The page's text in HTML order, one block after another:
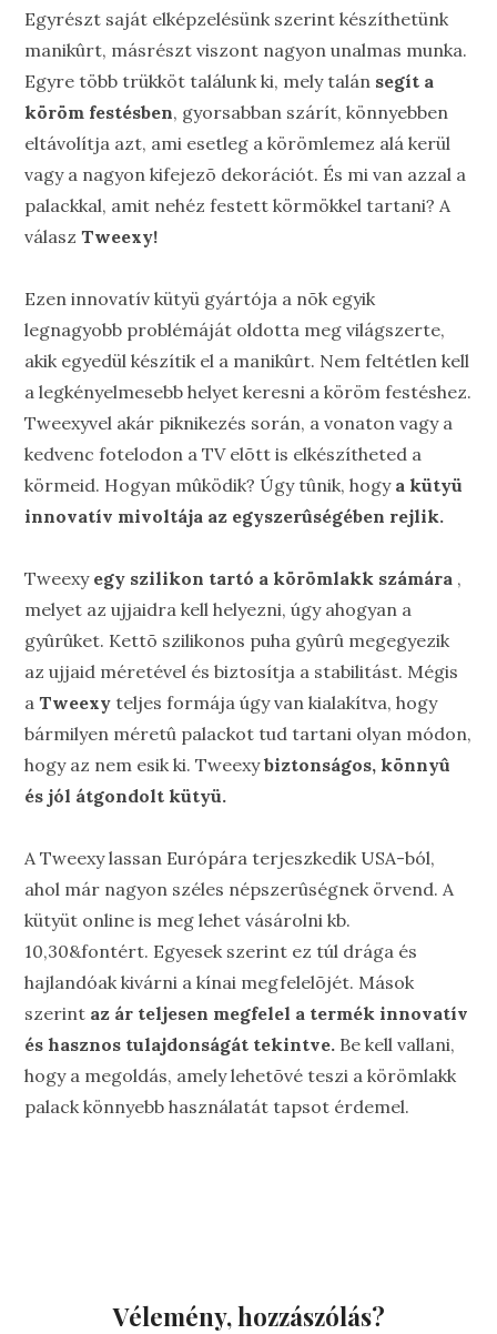
Egyrészt saját elképzelésünk szerint készíthetünk
manikûrt, másrészt viszont nagyon unalmas munka.
Egyre több trükköt találunk ki, mely talán segít a
köröm festésben, gyorsabban szárít, könnyebben
eltávolítja azt, ami esetleg a körömlemez alá kerül
vagy a nagyon kifejezõ dekorációt. És mi van azzal a
palackkal, amit nehéz festett körmökkel tartani? A
válasz Tweexy!
Ezen innovatív kütyü gyártója a nõk egyik
legnagyobb problémáját oldotta meg világszerte,
akik egyedül készítik el a manikûrt. Nem feltétlen kell
a legkényelmesebb helyet keresni a köröm festéshez.
Tweexyvel akár piknikezés során, a vonaton vagy a
kedvenc fotelodon a TV elõtt is elkészítheted a
körmeid. Hogyan mûködik? Úgy tûnik, hogy a kütyü
innovatív mivoltája az egyszerûségében rejlik.
Tweexy egy szilikon tartó a körömlakk számára ,
melyet az ujjaidra kell helyezni, úgy ahogyan a
gyûrûket. Kettõ szilikonos puha gyûrû megegyezik
az ujjaid méretével és biztosítja a stabilitást. Mégis
a Tweexy teljes formája úgy van kialakítva, hogy
bármilyen méretû palackot tud tartani olyan módon,
hogy az nem esik ki. Tweexybiztonságos, könnyû
és jól átgondolt kütyü.
A Tweexy lassan Európára terjeszkedik USA-ból,
ahol már nagyon széles népszerûségnek örvend. A
kütyüt online is meg lehet vásárolni kb.
10,30&fontért. Egyesek szerint ez túl drága és
hajlandóak kivárni a kínai megfelelõjét. Mások
szerint az ár teljesen megfelel a termék innovatív
és hasznos tulajdonságát tekintve. Be kell vallani,
hogy a megoldás, amely lehetõvé teszi a körömlakk
palack könnyebb használatát tapsot érdemel.
Vélemény, hozzászólás?